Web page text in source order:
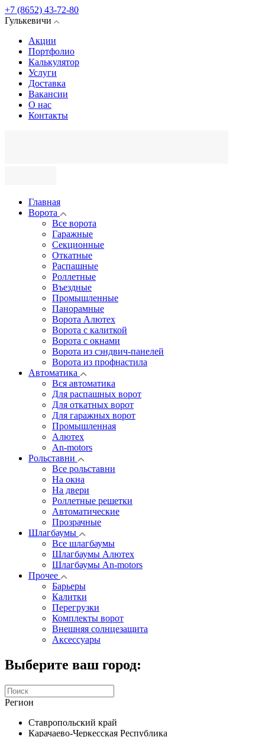
+7 (8652) 43-72-80
Гулькевичи
Акции
Портфолио
Калькулятор
Услуги
Доставка
Вакансии
О нас
Контакты
Главная
Ворота
Все ворота
Гаражные
Секционные
Откатные
Распашные
Роллетные
Въездные
Промышленные
Панорамные
Ворота Алютех
Ворота с калиткой
Ворота c окнами
Ворота из сэндвич-панелей
Ворота из профнастила
Автоматика
Вся автоматика
Для распашных ворот
Для откатных ворот
Для гаражных ворот
Промышленная
Алютех
An-motors
Рольставни
Все рольставни
На окна
На двери
Роллетные решетки
Автоматические
Прозрачные
Шлагбаумы
Все шлагбаумы
Шлагбаумы Алютех
Шлагбаумы An-motors
Прочее
Барьеры
Калитки
Перегрузки
Комплекты ворот
Внешняя солнцезащита
Аксессуары
Выберите ваш город:
Регион
Ставропольский край
Карачаево-Черкесская Республика